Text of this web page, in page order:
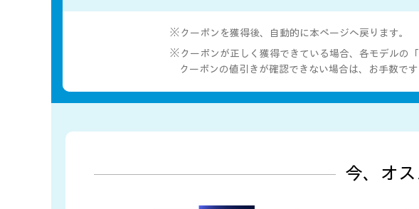
※クーポンを獲得後、自動的に本ページへ戻ります。
※クーポンが正しく獲得できている場合、各モデルの
クーポンの値引きが確認できない場合は、お手数で
今、オ